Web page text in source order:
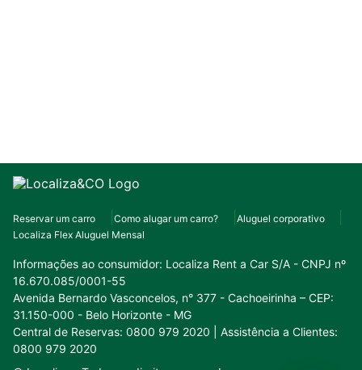
Reservar um carro Como alugar um carro?
Aluguel corporativo
Localiza Flex Aluguel Mensal
Informações ao consumidor: Localiza Rent a Car S/A - CNPJ nº
16.670.085/0001-55
Avenida Bernardo Vasconcelos, n° 377 - Cachoeirinha – CEP:
31.150-000 - Belo Horizonte - MG
Central de Reservas: 0800 979 2020 | Assistência a Clientes:
0800 979 2020